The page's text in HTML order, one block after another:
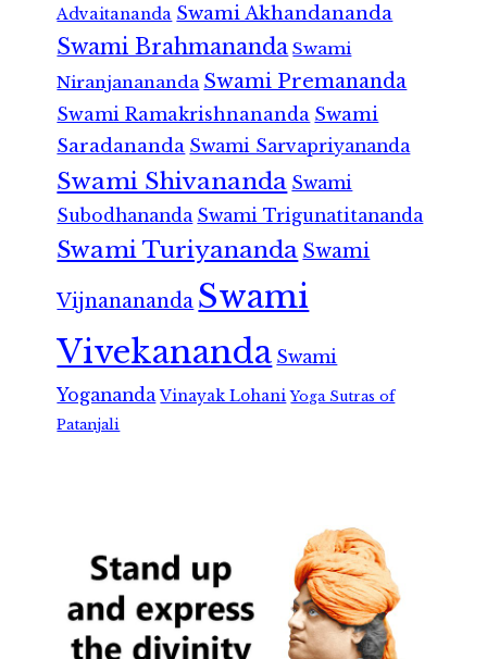
Advaitananda Swami Akhandananda
Swami Brahmananda Swami
Niranjanananda Swami Premananda
Swami Ramakrishnananda Swami
Saradananda Swami Sarvapriyananda
Swami Shivananda Swami
Subodhananda Swami Trigunatitananda
Swami Turiyananda Swami
Vijnanananda Swami
Vivekananda Swami
Yogananda Vinayak Lohani Yoga Sutras of
Patanjali